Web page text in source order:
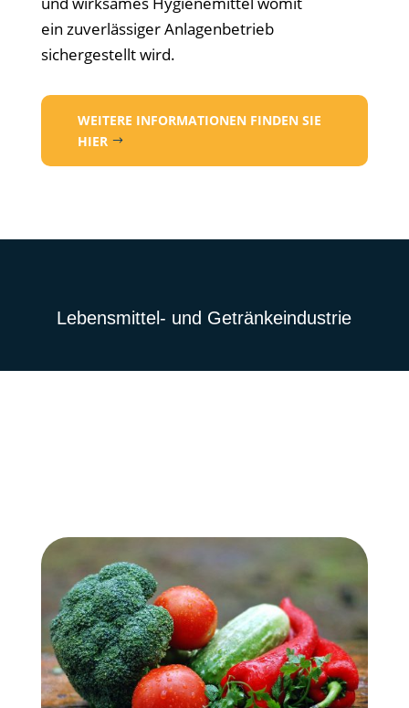
ein zuverlässiger Anlagenbetrieb
sichergestellt wird.
WEITERE INFORMATIONEN FINDEN SIE
HIER
Lebensmittel- und Getränkeindustrie